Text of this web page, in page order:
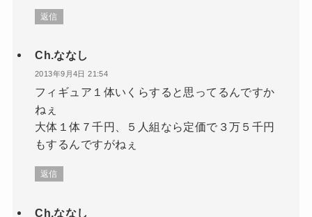
返信
Ch.ななし
2013年9月4日 21:54
フィギュア１体いくらすると思ってるんですか
ねぇ
大体１体７千円、５人組なら定価で３万５千円
もするんですがねぇ
返信
Ch.ななし